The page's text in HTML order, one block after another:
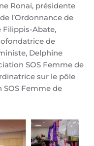
Ronai, présidente
l’Ordonnance de
Filippis-Abate,
de
Delphine
SOS Femme de
sur le pôle
SOS Femme de